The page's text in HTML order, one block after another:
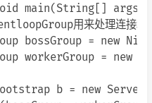
main(String[] args)
用来处理连接和
bossGroup = new
workerGroup = new
b = new